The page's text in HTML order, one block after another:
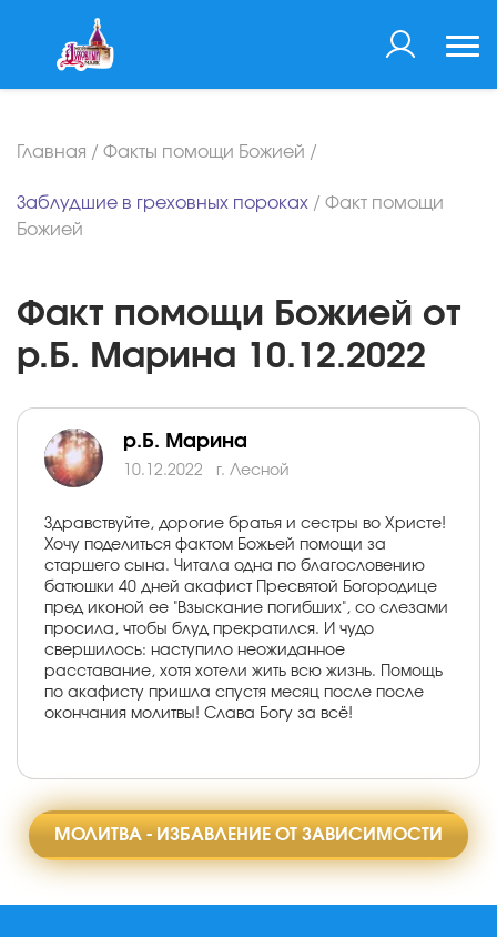
Главная / Факты помощи Божией /
Заблудшие в греховных пороках / Факт помощи
Божией
Факт помощи Божией от
р.Б. Марина 10.12.2022
р.Б. Марина
10.12.2022 г. Лесной
Здравствуйте, дорогие братья и сестры во Христе!
Хочу поделиться фактом Божьей помощи за
старшего сына. Читала одна по благословению
батюшки 40 дней акафист Пресвятой Богородице
пред иконой ее "Взыскание погибших", со слезами
просила, чтобы блуд прекратился. И чудо
свершилось: наступило неожиданное
расставание, хотя хотели жить всю жизнь. Помощь
по акафисту пришла спустя месяц после после
окончания молитвы! Слава Богу за всё!
МОЛИТВА - ИЗБАВЛЕНИЕ ОТ ЗАВИСИМОСТИ